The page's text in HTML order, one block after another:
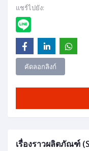
แชร์ไปยัง:
คัดลอกลิงก์
เรื่องราวผลิตภัณฑ์